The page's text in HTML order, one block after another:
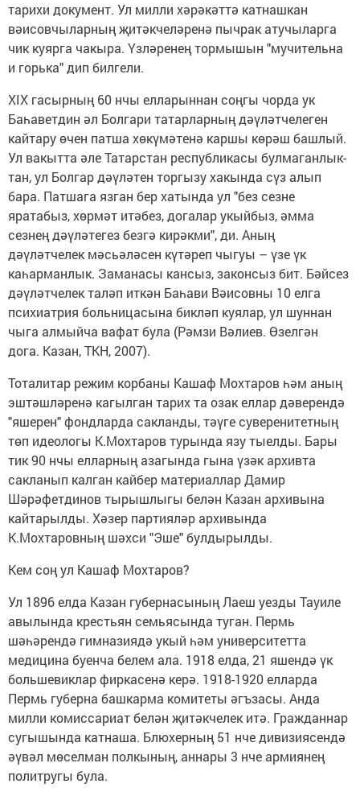
тарихи документ. Ул милли хәрәкәттә катнашкан
вәисовчыларның җитәкчеләренә пычрак атучыларга
чик куярга чакыра. Үзләренең тормышын "мучительна
и горька" дип билгели.
ХIХ гасырның 60 нчы елларыннан соңгы чорда ук
Баһаветдин әл Болгари татарларның дәүләтчелеген
кайтару өчен патша хөкүмәтенә каршы көрәш башлый.
Ул вакытта әле Татарстан республикасы булмаганлык­
тан, ул Болгар дәүләтен торгызу хакында сүз алып
бара. Патшага язган бер хатында ул "без сезне
яратабыз, хөрмәт итәбез, догалар укыйбыз, әмма
сезнең дәүләтегез безгә кирәкми", ди. Аның
дәүләтчелек мәсьәләсен күтәреп чыгуы – үзе үк
каһарманлык. Заманасы кансыз, законсыз бит. Бәйсез
дәүләтчелек таләп иткән Баһави Вәисовны 10 елга
психиатрия больницасына бикләп куялар, ул шуннан
чыга алмыйча вафат була (Рәмзи Вәлиев. Өзелгән
дога. Казан, ТКН, 2007).
Тоталитар режим корбаны Кашаф Мохтаров һәм аның
эштәшләренә кагылган тарих та озак еллар дәверендә
"яшерен" фондларда сакланды, тәүге суверенитетның
төп идеологы К.Мохтаров турында язу тыелды. Бары
тик 90 нчы елларның азагында гына үзәк архивта
сакланып калган кайбер материаллар Дамир
Шәрәфетдинов тырышлыгы белән Казан архивына
кайтарылды. Хәзер партияләр архивында
К.Мохтаровның шәхси "Эше" булдырылды.
Кем соң ул Кашаф Мохтаров?
Ул 1896 елда Казан губернасының Лаеш уезды Тауиле
авылында крестьян семьясында туган. Пермь
шәһәрендә гимназиядә укый һәм университетта
медицина буенча белем ала. 1918 елда, 21 яшендә үк
большевиклар фиркасенә керә. 1918-1920 елларда
Пермь губерна башкарма комитеты әгъзасы. Анда
милли комиссариат белән җитәкчелек итә. Гражданнар
сугышында катнаша. Блюхерның 51 нче дивизиясендә
әүвәл мөселман полкының, аннары 3 нче армиянең
политругы була.